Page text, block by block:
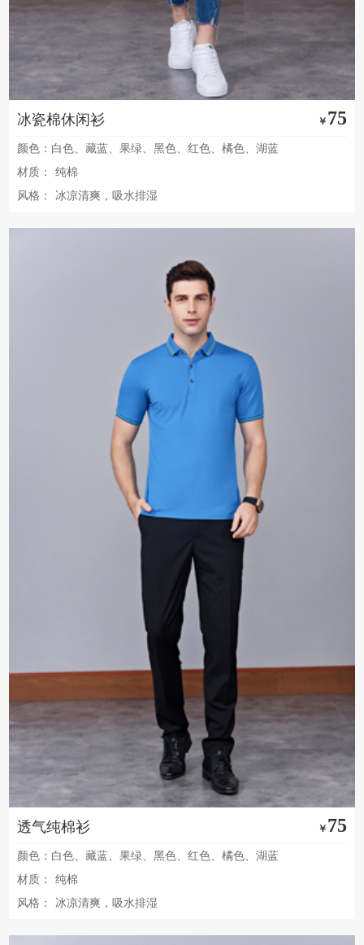
冰瓷棉休闲衫 ￥ 75
颜色：白色、藏蓝、果绿、黑色、红色、橘色、湖蓝
材质：
纯棉
风格：
冰凉清爽，吸水排湿
透气纯棉衫 ￥ 75
颜色：白色、藏蓝、果绿、黑色、红色、橘色、湖蓝
材质：
纯棉
风格：
冰凉清爽，吸水排湿